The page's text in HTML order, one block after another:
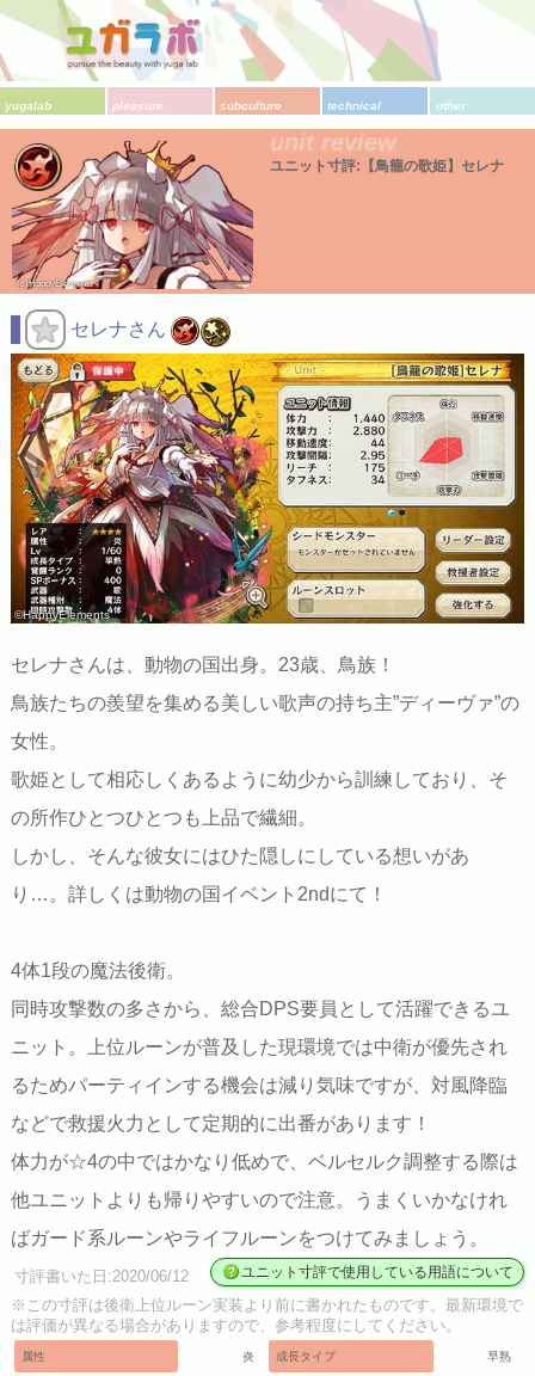
yugalab pleasure subculture technical other
(c)HappyElements
unit review
ユニット寸評:【鳥籠の歌姫】セレナ
セレナさん
©HappyElements
セレナさんは、動物の国出身。23歳、鳥族！
鳥族たちの羨望を集める美しい歌声の持ち主”ディーヴァ”の
女性。
歌姫として相応しくあるように幼少から訓練しており、そ
の所作ひとつひとつも上品で繊細。
しかし、そんな彼女にはひた隠しにしている想いがあ
り…。詳しくは動物の国イベント2ndにて！
4体1段の魔法後衛。
同時攻撃数の多さから、総合DPS要員として活躍できるユ
ニット。上位ルーンが普及した現環境では中衛が優先され
るためパーティインする機会は減り気味ですが、対風降臨
などで救援火力として定期的に出番があります！
体力が☆4の中ではかなり低めで、ベルセルク調整する際は
他ユニットよりも帰りやすいので注意。うまくいかなけれ
ばガード系ルーンやライフルーンをつけてみましょう。
寸評書いた日:2020/06/12 ユニット寸評で使用している用語について
※この寸評は後衛上位ルーン実装より前に書かれたものです。最新環境で
は評価が異なる場合がありますので、参考程度にしてください。
属性 炎 成長タイプ 早熟